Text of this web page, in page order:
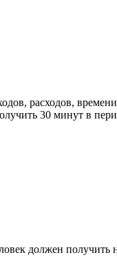
расходов,
30 минут в
должен получить